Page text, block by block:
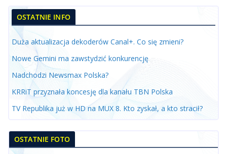
OSTATNIE INFO
Duża aktualizacja dekoderów Canal+. Co się zmieni?
Nowe Gemini ma zawstydzić konkurencję
Nadchodzi Newsmax Polska?
KRRiT przyznała koncesję dla kanału TBN Polska
TV Republika już w HD na MUX 8. Kto zyskał, a kto stracił?
OSTATNIE FOTO